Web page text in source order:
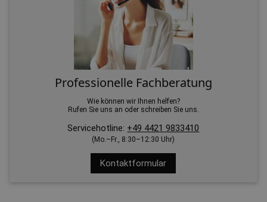
Professionelle Fachberatung
Wie können wir Ihnen helfen?
Rufen Sie uns an oder schreiben Sie uns.
Servicehotline: +49 4421 9833410
(Mo.–Fr., 8:30–12:30 Uhr)
Kontaktformular